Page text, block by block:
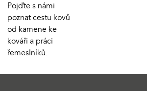
Pojďte s námi
poznat cestu kovů
od kamene ke
kováři a práci
řemeslníků.